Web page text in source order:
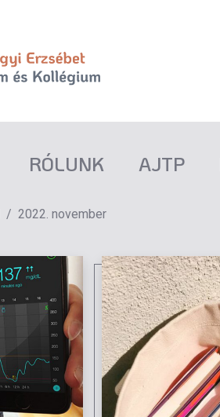
RÓLUNK AJTP
2022. november